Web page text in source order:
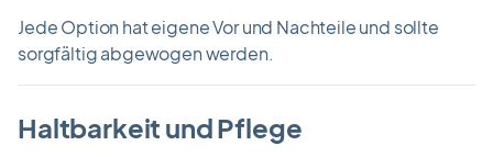
Jede Option hat eigene Vor und Nachteile und sollte
sorgfältig abgewogen werden.
Haltbarkeit und Pflege